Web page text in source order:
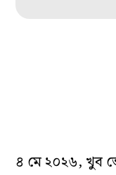
৪ মে ২০২৬, খুব